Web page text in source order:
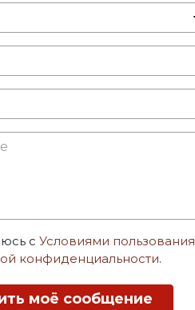
с Условиями пользования
конфиденциальности.
моё сообщение